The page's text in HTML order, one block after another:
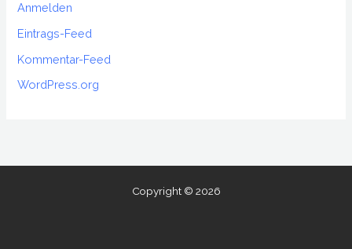
Anmelden
Eintrags-Feed
Kommentar-Feed
WordPress.org
Copyright © 2026